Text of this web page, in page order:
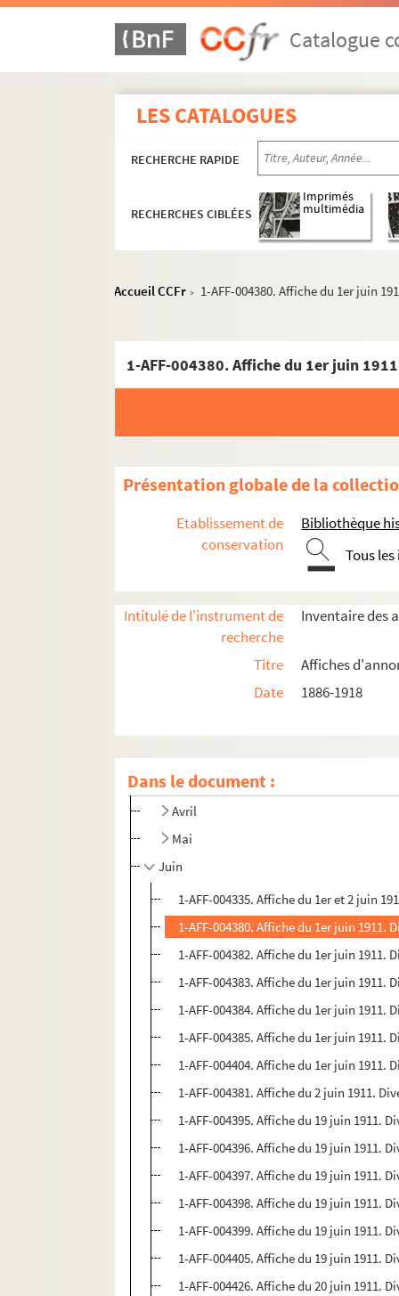
Catalogue
LES CATALOGUES
RECHERCHE RAPIDE
RECHERCHES CIBLÉES
Imprimés
multimédia
Accueil CCFr > 1-AFF-004380. Affiche du 1er juin
1-AFF-004380. Affiche du 1er juin
Présentation globale de la
Etablissement de
conservation
Bibliothèque
Tous
Intitulé de l'instrument de
recherche
Inventaire des
Titre
Affiches
Date
1886-1918
Dans le document :
Année 1886
Année 1892
Année 1906
Février
Avril
Mai
Juin
1-AFF-004335. Affiche du 1er et 2 juin
1-AFF-004380. Affiche du 1er juin 1911.
1-AFF-004382. Affiche du 1er juin 1911.
1-AFF-004383. Affiche du 1er juin 1911.
1-AFF-004384. Affiche du 1er juin 1911.
1-AFF-004385. Affiche du 1er juin 1911.
1-AFF-004404. Affiche du 1er juin 1911.
1-AFF-004381. Affiche du 2 juin 1911.
1-AFF-004395. Affiche du 19 juin 1911.
1-AFF-004396. Affiche du 19 juin 1911.
1-AFF-004397. Affiche du 19 juin 1911.
1-AFF-004398. Affiche du 19 juin 1911.
1-AFF-004399. Affiche du 19 juin 1911.
1-AFF-004405. Affiche du 19 juin 1911.
1-AFF-004426. Affiche du 20 juin 1911.